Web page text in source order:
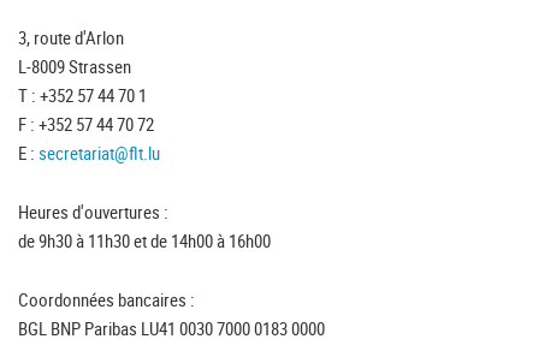
3, route d'Arlon
L-8009 Strassen
T : +352 57 44 70 1
F : +352 57 44 70 72
E : secretariat@flt.lu
Heures d'ouvertures :
de 9h30 à 11h30 et de 14h00 à 16h00
Coordonnées bancaires :
BGL BNP Paribas LU41 0030 7000 0183 0000